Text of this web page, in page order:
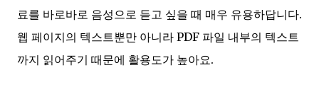
료를 바로바로 음성으로 듣고 싶을 때 매우 유용하답니다.
웹 페이지의 텍스트뿐만 아니라 PDF 파일 내부의 텍스트
까지 읽어주기 때문에 활용도가 높아요.